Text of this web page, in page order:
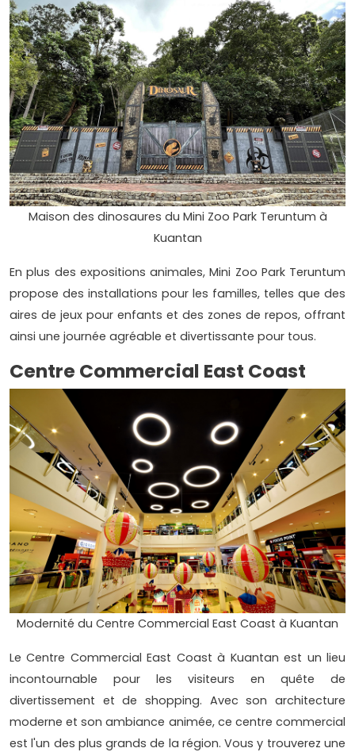
Maison des dinosaures du Mini Zoo Park Teruntum à
Kuantan
En plus des expositions animales, Mini Zoo Park Teruntum
propose des installations pour les familles, telles que des
aires de jeux pour enfants et des zones de repos, offrant
ainsi une journée agréable et divertissante pour tous.
Centre Commercial East Coast
Modernité du Centre Commercial East Coast à Kuantan
Le Centre Commercial East Coast à Kuantan est un lieu
incontournable pour les visiteurs en quête de
divertissement et de shopping. Avec son architecture
moderne et son ambiance animée, ce centre commercial
est l'un des plus grands de la région. Vous y trouverez une